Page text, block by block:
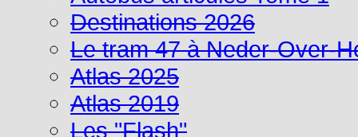
Destinations 2026
Le tram 47 à Neder-Over-
Atlas 2025
Atlas 2019
Les "Flash"